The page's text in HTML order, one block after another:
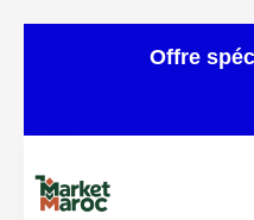
Offre